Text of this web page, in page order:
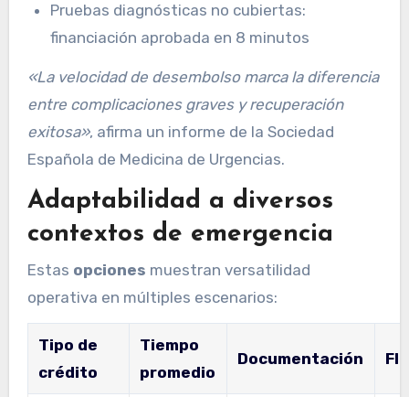
Pruebas diagnósticas no cubiertas:
financiación aprobada en 8 minutos
«La velocidad de desembolso marca la diferencia
entre complicaciones graves y recuperación
exitosa», afirma un informe de la Sociedad
Española de Medicina de Urgencias.
Adaptabilidad a diversos
contextos de emergencia
Estas opciones muestran versatilidad
operativa en múltiples escenarios:
Tipo de
crédito
Tiempo
promedio
Documentación